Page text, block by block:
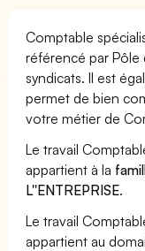
Comptable
référencé par Pôle
syndicats. Il est
permet de bien
votre métier de
Le travail
appartient à la
L''ENTREPRISE.
Le travail
appartient au